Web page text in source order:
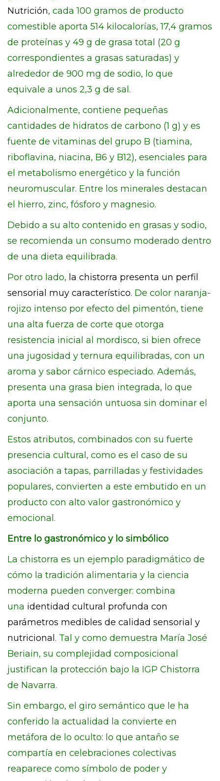
Nutrición, cada 100 gramos de producto
comestible aporta 514 kilocalorías, 17,4 gramos
de proteínas y 49 g de grasa total (20 g
correspondientes a grasas saturadas) y
alrededor de 900 mg de sodio, lo que
equivale a unos 2,3 g de sal.
Adicionalmente, contiene pequeñas
cantidades de hidratos de carbono (1 g) y es
fuente de vitaminas del grupo B (tiamina,
riboflavina, niacina, B6 y B12), esenciales para
el metabolismo energético y la función
neuromuscular. Entre los minerales destacan
el hierro, zinc, fósforo y magnesio.
Debido a su alto contenido en grasas y sodio,
se recomienda un consumo moderado dentro
de una dieta equilibrada.
Por otro lado, la chistorra presenta un perfil
sensorial muy característico. De color naranja-
rojizo intenso por efecto del pimentón, tiene
una alta fuerza de corte que otorga
resistencia inicial al mordisco, si bien ofrece
una jugosidad y ternura equilibradas, con un
aroma y sabor cárnico especiado. Además,
presenta una grasa bien integrada, lo que
aporta una sensación untuosa sin dominar el
conjunto.
Estos atributos, combinados con su fuerte
presencia cultural, como es el caso de su
asociación a tapas, parrilladas y festividades
populares, convierten a este embutido en un
producto con alto valor gastronómico y
emocional.
Entre lo gastronómico y lo simbólico
La chistorra es un ejemplo paradigmático de
cómo la tradición alimentaria y la ciencia
moderna pueden converger: combina
una identidad cultural profunda con
parámetros medibles de calidad sensorial y
nutricional . Tal y como demuestra María José
Beriain, su complejidad composicional
justifican la protección bajo la IGP Chistorra
de Navarra.
Sin embargo, el giro semántico que le ha
conferido la actualidad la convierte en
metáfora de lo oculto: lo que antaño se
compartía en celebraciones colectivas
reaparece como símbolo de poder y